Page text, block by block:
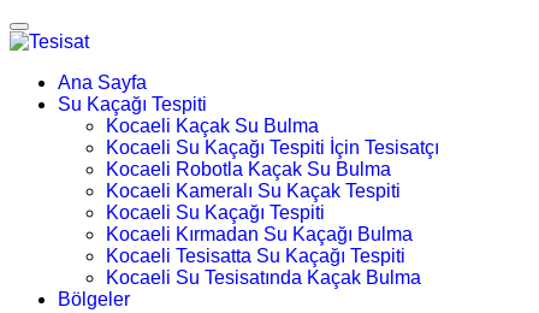
Ana Sayfa
Su Kaçağı Tespiti
Kocaeli Kaçak Su Bulma
Kocaeli Su Kaçağı Tespiti İçin Tesisatçı
Kocaeli Robotla Kaçak Su Bulma
Kocaeli Kameralı Su Kaçak Tespiti
Kocaeli Su Kaçağı Tespiti
Kocaeli Kırmadan Su Kaçağı Bulma
Kocaeli Tesisatta Su Kaçağı Tespiti
Kocaeli Su Tesisatında Kaçak Bulma
Bölgeler